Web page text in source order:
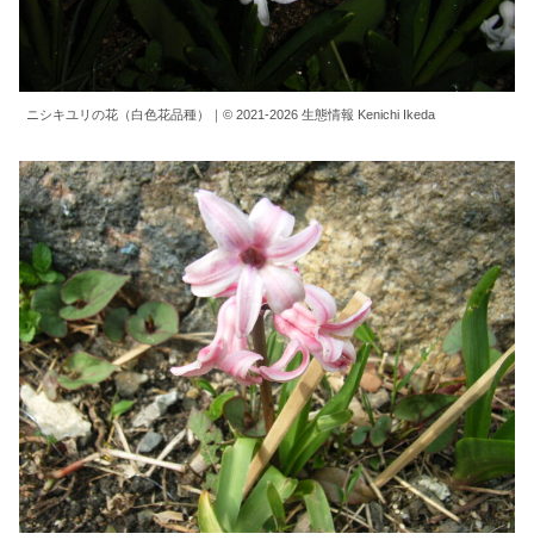
ニシキユリの花（白色花品種）｜© 2021-2026 生態情報 Kenichi Ikeda